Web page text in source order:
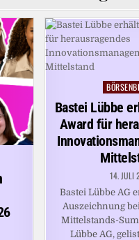
Posted
in
Bastei Lübbe
Award für
14. JULI
Bastei Lübbe AG
Auszeichnung
Mittelstands-
Lübbe AG,